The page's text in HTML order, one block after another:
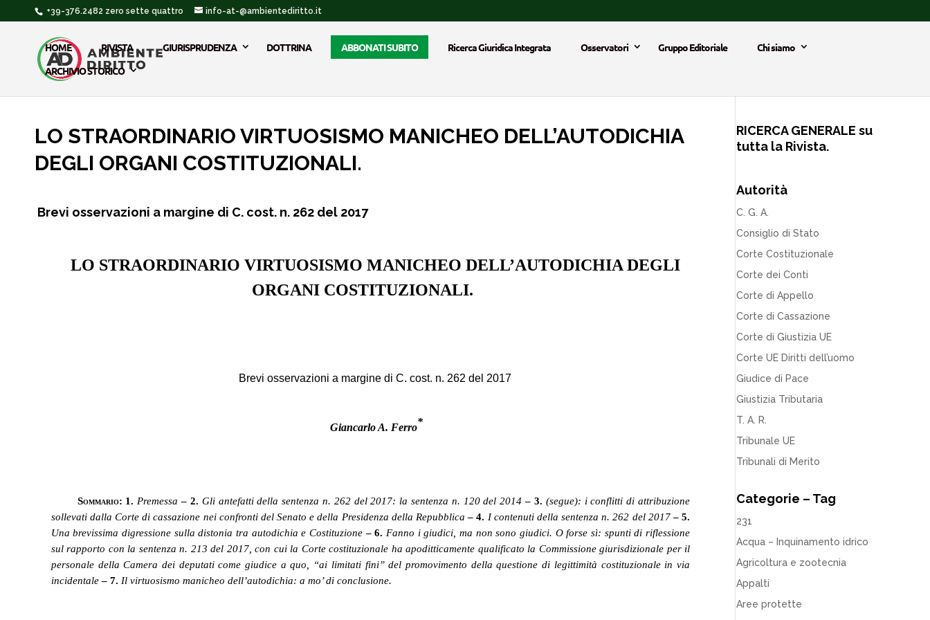
+39-376.2482 zero sette quattro info-at-@ambientediritto.it
HOME RIVISTA GIURISPRUDENZA DOTTRINA ABBONATI SUBITO Ricerca Giuridica Integrata Osservatori Gruppo Editoriale
Chi siamo
ARCHIVIO STORICO
LO STRAORDINARIO VIRTUOSISMO MANICHEO DELL’AUTODICHIA
DEGLI ORGANI COSTITUZIONALI.
Brevi osservazioni a margine di C. cost. n. 262 del 2017
LO STRAORDINARIO VIRTUOSISMO MANICHEO DELL’AUTODICHIA DEGLI
ORGANI COSTITUZIONALI.
Brevi osservazioni a margine di C. cost. n. 262 del 2017
Giancarlo A. Ferro*
Sommario: 1. Premessa– 2. Gli antefatti della sentenza n. 262 del 2017: la sentenza n. 120 del 2014 – 3. (segue): i conflitti di attribuzione
sollevati dalla Corte di cassazione nei confronti del Senato e della Presidenza della Repubblica – 4. I contenuti della sentenza n. 262 del 2017– 5.
Una brevissima digressione sulla distonia tra autodichia e Costituzione – 6. Fanno i giudici, ma non sono giudici. O forse sì: spunti di riflessione
sul rapporto con la sentenza n. 213 del 2017, con cui la Corte costituzionale ha apoditticamente qualificato la Commissione giurisdizionale per il
personale della Camera dei deputati come giudice a quo, “ai limitati fini” del promovimento della questione di legittimità costituzionale in via
incidentale– 7. Il virtuosismo manicheo dell’autodichia: a mo’ di conclusione.
RICERCA GENERALE su
tutta la Rivista.
Autorità
C. G. A.
Consiglio di Stato
Corte Costituzionale
Corte dei Conti
Corte di Appello
Corte di Cassazione
Corte di Giustizia UE
Corte UE Diritti dell’uomo
Giudice di Pace
Giustizia Tributaria
T. A. R.
Tribunale UE
Tribunali di Merito
Categorie – Tag
231
Acqua – Inquinamento idrico
Agricoltura e zootecnia
Appalti
Aree protette